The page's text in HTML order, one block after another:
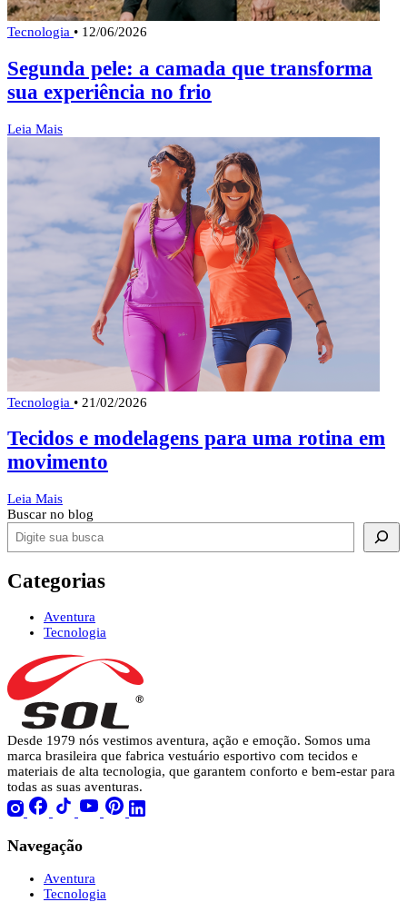
Tecnologia • 12/06/2026
Segunda pele: a camada que transforma
sua experiência no frio
Leia Mais
Tecnologia • 21/02/2026
Tecidos e modelagens para uma rotina em
movimento
Leia Mais
Buscar no blog
Categorias
Aventura
Tecnologia
Desde 1979 nós vestimos aventura, ação e emoção. Somos uma
marca brasileira que fabrica vestuário esportivo com tecidos e
materiais de alta tecnologia, que garantem conforto e bem-estar para
todas as suas aventuras.
Navegação
Aventura
Tecnologia